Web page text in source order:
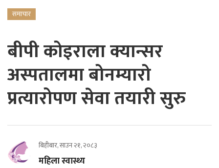
समाचार
बीपी कोइराला क्यान्सर
अस्पतालमा बोनम्यारो
प्रत्यारोपण सेवा तयारी सुरु
बिहीबार, साउन २१, २०८३
महिला स्वास्थ्य